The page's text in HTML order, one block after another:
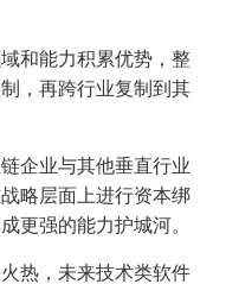
和能力积累优势，整
，再跨行业复制到其
企业与其他垂直行业
略层面上进行资本绑
更强的能力护城河。
热，未来技术类软件